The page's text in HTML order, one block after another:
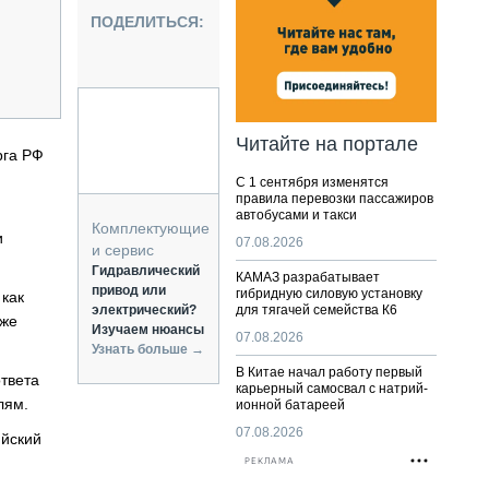
ТРАНСПОРТ
И СКЛАД
РФ
ПОДЕЛИТЬСЯ:
Комплектующие
и сервис
Гидравлический
привод или
электрический?
Изучаем нюансы
Узнать больше →
Читайте на портале
С 1 сентября изменятся
правила перевозки пассажиров
автобусами и такси
07.08.2026
КАМАЗ разрабатывает
гибридную силовую установку
для тягачей семейства К6
07.08.2026
В Китае начал работу первый
карьерный самосвал с натрий-
ионной батареей
07.08.2026
РЕКЛАМА